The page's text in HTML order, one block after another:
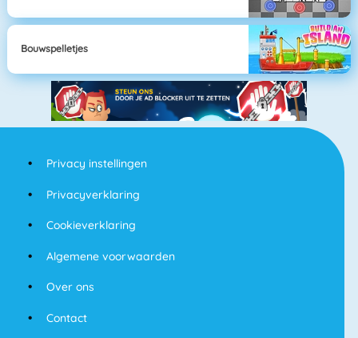
Bouwspelletjes
Privacy instellingen
Privacyverklaring
Cookieverklaring
Algemene voorwaarden
Over ons
Contact